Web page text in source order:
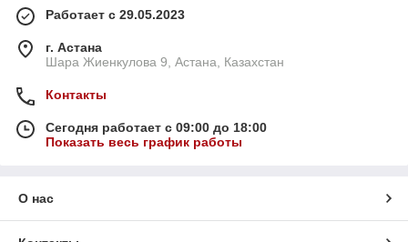
Работает с 29.05.2023
г. Астана
Шара Жиенкулова 9, Астана, Казахстан
Контакты
Сегодня работает с 09:00 до 18:00
Показать весь график работы
О нас